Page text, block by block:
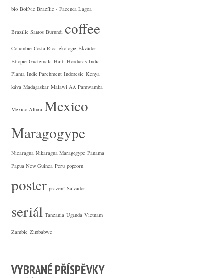
bio Bolívie Brazílie - Facenda Lagoa
Brazílie Santos Burundi coffee
Columbie Costa Rica ekologie Ekvádor
Etiopie Guatemala Haiti Honduras India
Planta Indie Parchment Indonesie Kenya
káva Madagaskar Malawi AA Pamwamba
Mexico Altura Mexico
Maragogype
Nicaragua Nikaragua Maragogype Panama
Papua New Guinea Peru popcorn
poster pražení Salvador
seriál Tanzania Uganda Vietnam
Zambie Zimbabwe
VYBRANÉ PŘÍSPĚVKY